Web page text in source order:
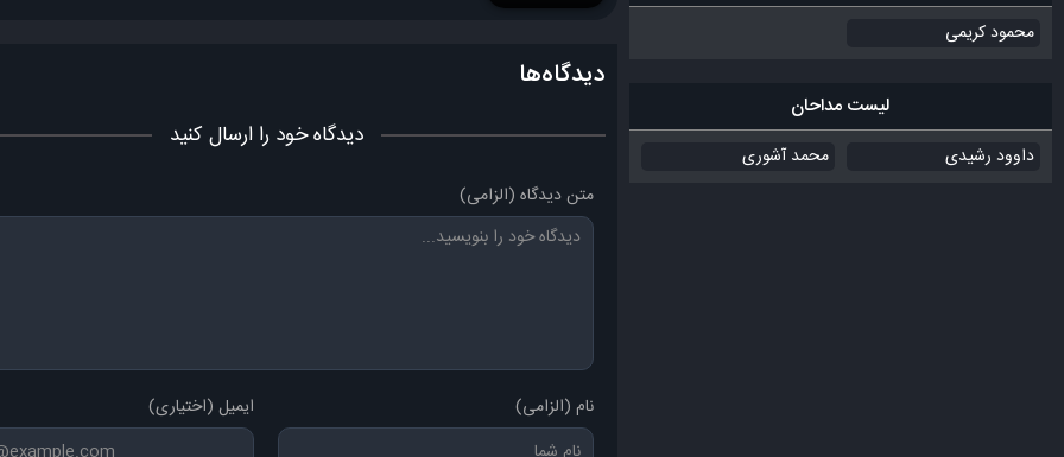
دیدگاه‌ها
دیدگاه خود را ارسال کنید
متن دیدگاه (الزامی)
نام (الزامی) ایمیل (اختیاری)
محمود کریمی
لیست مداحان
داوود رشیدی محمد آشوری